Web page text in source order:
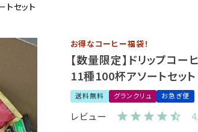
セット
お得なコーヒー福袋！
【数量限定】ドリップコ
11種100杯アソートセット
送料無料 グランクリュ お急ぎ便
レビュー